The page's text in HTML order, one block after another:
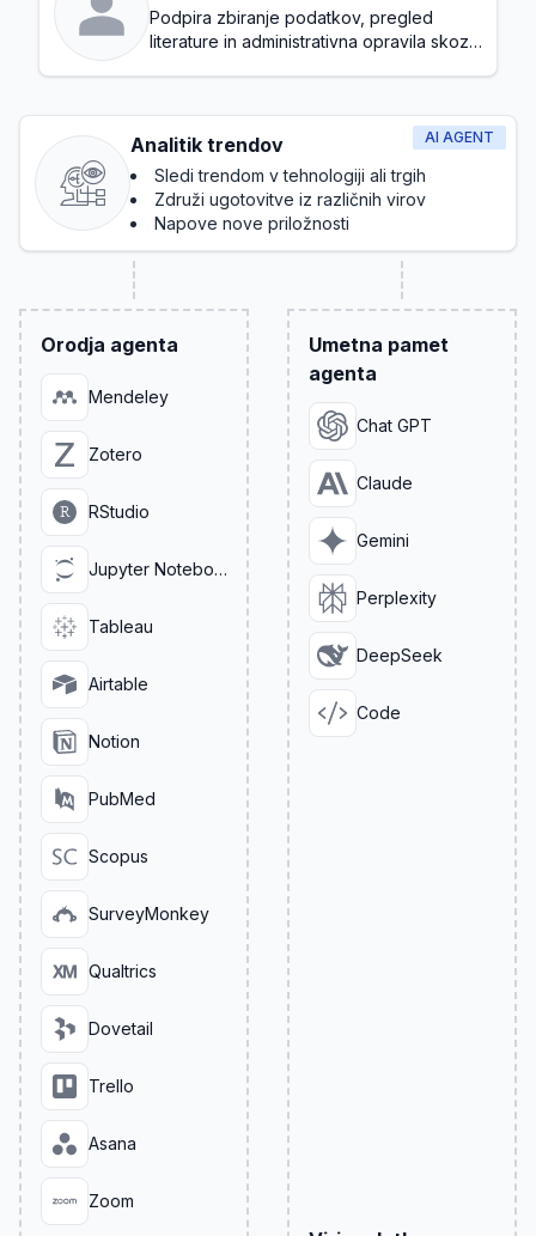
Podpira zbiranje podatkov, pregled
literature in administrativna opravila skozi
AI AGENT
Analitik trendov
Sledi trendom v tehnologiji ali trgih
Združi ugotovitve iz različnih virov
Napove nove priložnosti
Orodja agenta
Mendeley
Zotero
RStudio
Jupyter Notebook
Tableau
Airtable
Notion
PubMed
Scopus
SurveyMonkey
Qualtrics
Dovetail
Trello
Asana
Zoom
Umetna pamet
agenta
Chat GPT
Claude
Gemini
Perplexity
DeepSeek
Code